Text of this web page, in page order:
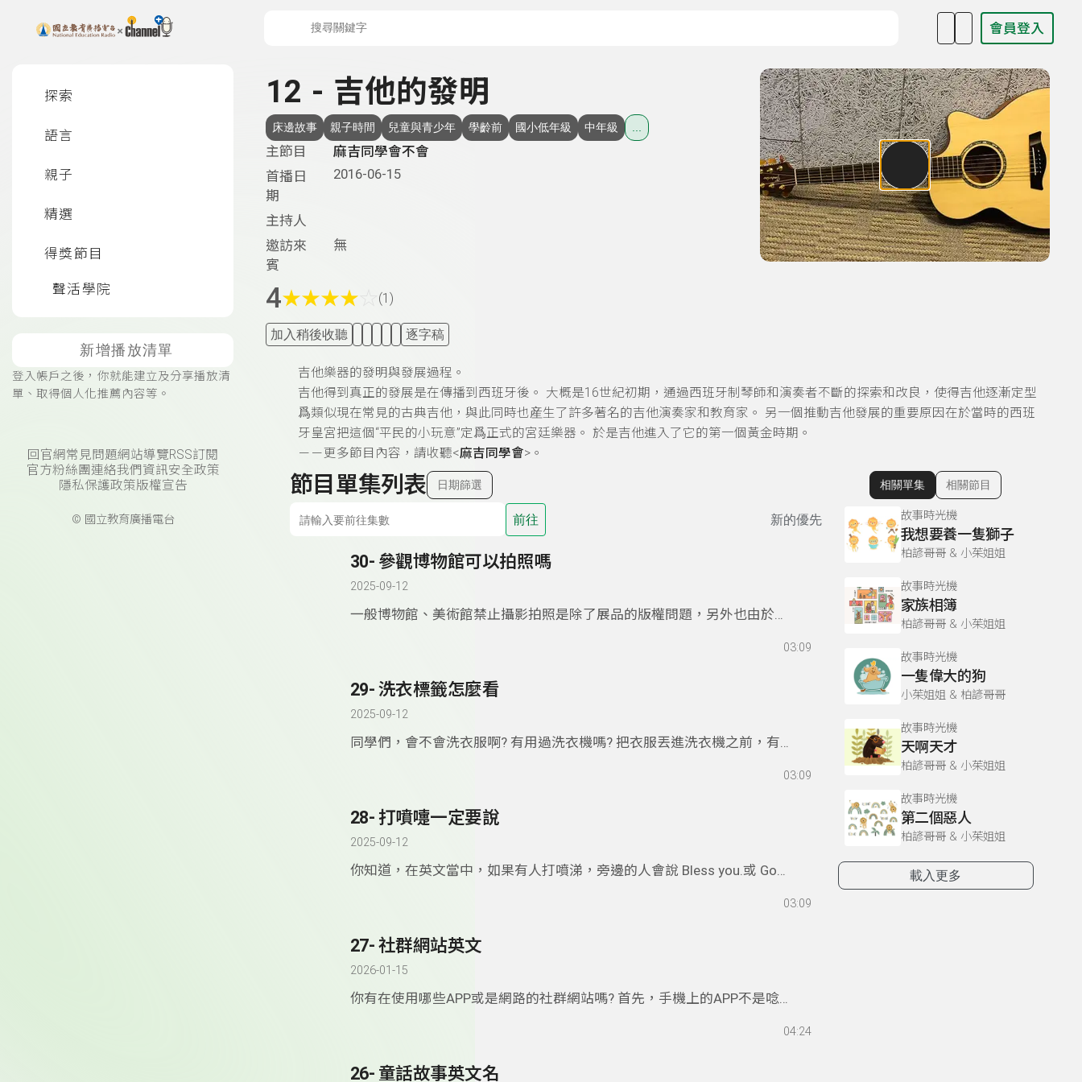
上方功能區塊 會員登入
探索
語言
親子
精選
得獎節目
聲活學院
新增播放清單
登入帳戶之後，你就能建立及分享播放清
單、取得個人化推薦內容等。
回官網常見問題網站導覽RSS訂閱
官方粉絲團連絡我們 資訊安全政策
隱私保護政策版權宣告
© 國立教育廣播電台
12 - 吉他的發明
床邊故事 親子時間 兒童與青少年 學齡前 國小低年級 中年級
主節目
麻吉同學會不會
首播日
期
2016-06-15
主持人
邀訪來
賓
無
4★★★★ (1)
加入稍後收聽 逐字稿
吉他樂器的發明與發展過程。
吉他得到真正的發展是在傳播到西班牙後。 大概是16世紀初期，通過西班牙制琴師和演奏者不斷的探索和改良，使得吉他逐漸定型
爲類似現在常見的古典吉他，與此同時也産生了許多著名的吉他演奏家和教育家。 另一個推動吉他發展的重要原因在於當時的西班
牙皇宮把這個“平民的小玩意”定爲正式的宮廷樂器。 於是吉他進入了它的第一個黃金時期。
－－更多節目內容，請收聽<麻吉同學會>。
節目單集列表 日期篩選
前往 新的優先
30- 參觀博物館可以拍照嗎
2025-09-12
一般博物館、美術館禁止攝影拍照是除了展品的版權問題，另外也由於相
03:09
29- 洗衣標籤怎麼看
2025-09-12
同學們，會不會洗衣服啊? 有用過洗衣機嗎? 把衣服丟進洗衣機之前，有
03:09
28- 打噴嚏一定要說
2025-09-12
你知道，在英文當中，如果有人打噴涕，旁邊的人會說 Bless you.或 God
其實都是May God bless you 願上帝保佑你的簡短句。為什麼外國人打噴03:09
27- 社群網站英文
2026-01-15
你有在使用哪些APP或是網路的社群網站嗎? 首先，手機上的APP不是唸
04:24
26- 童話故事英文名
顯示相關單集
相關單集 相關節目
故事時光機
我想要養一隻獅子
柏諺哥哥 & 小茱姐姐
故事時光機
家族相簿
柏諺哥哥 & 小茱姐姐
故事時光機
一隻偉大的狗
小茱姐姐 & 柏諺哥哥
故事時光機
天啊天才
柏諺哥哥 & 小茱姐姐
故事時光機
第二個惡人
柏諺哥哥 & 小茱姐姐
載入更多